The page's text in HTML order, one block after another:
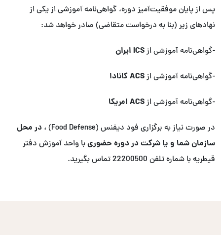
پس از پایان موفقیت‌آمیز دوره، گواهی‌نامه آموزشی از یکی از
نهادهای زیر (بنا به درخواست متقاضی) صادر خواهد شد:
-گواهی‌نامه آموزشی ازICS ایران
-گواهی‌نامه آموزشی ازACS کانادا
-گواهی‌نامه آموزشی ازACS امریکا
در صورت نیاز به برگزاری فود دیفنس (Food Defense)
، در محل
سازمان شما و یا شرکت در دوره حضوریبا واحد آموزش دفتر
قیطریه با شماره تلفن 22200500 تماس بگیرید.